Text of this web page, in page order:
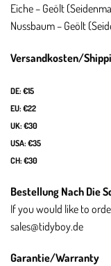
Eiche – Geölt
Nussbaum – Geölt
Versandkosten/
DE: €15
EU: €22
UK: €30
USA: €35
CH: €30
Bestellung Nach Die
If you would like to
sales@tidyboy.de
Garantie/Warranty